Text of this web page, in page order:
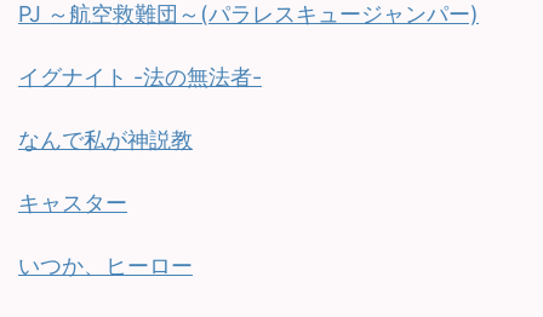
PJ ～航空救難団～(パラレスキュージャンパー)
イグナイト -法の無法者-
なんで私が神説教
キャスター
いつか、ヒーロー